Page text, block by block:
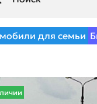
для семьи